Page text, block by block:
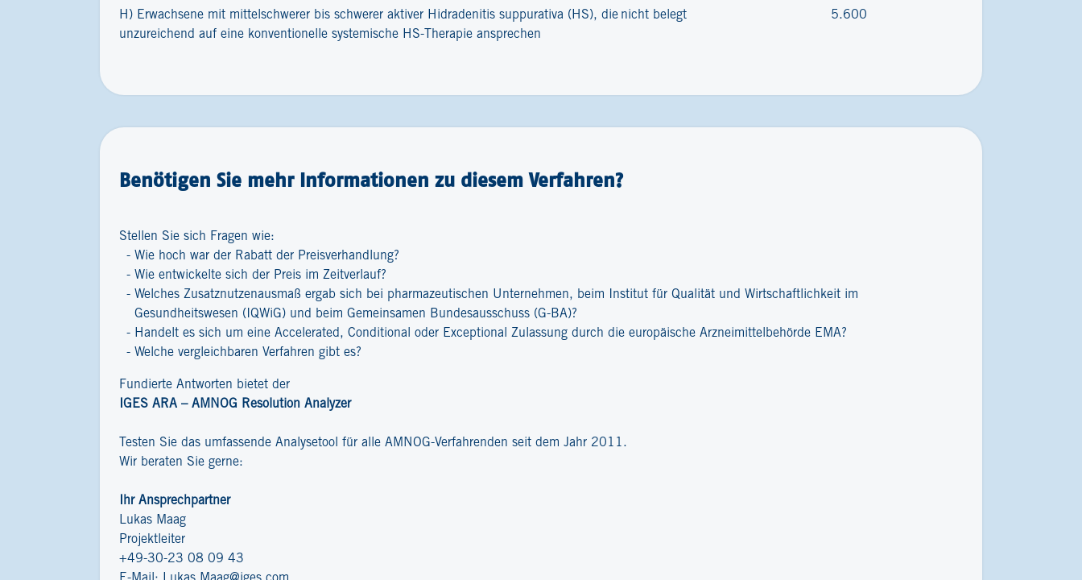
H) Erwachsene mit mittelschwerer bis schwerer aktiver Hidradenitis suppurativa (HS), die
unzureichend auf eine konventionelle systemische HS-Therapie ansprechen
nicht belegt 5.600
Benötigen Sie mehr Informationen zu diesem Verfahren?
Stellen Sie sich Fragen wie:
Wie hoch war der Rabatt der Preisverhandlung?
Wie entwickelte sich der Preis im Zeitverlauf?
Welches Zusatznutzenausmaß ergab sich bei pharmazeutischen Unternehmen, beim Institut für Qualität und Wirtschaftlichkeit im
Gesundheitswesen (IQWiG) und beim Gemeinsamen Bundesausschuss (G-BA)?
Handelt es sich um eine Accelerated, Conditional oder Exceptional Zulassung durch die europäische Arzneimittelbehörde EMA?
Welche vergleichbaren Verfahren gibt es?
Fundierte Antworten bietet der
IGES ARA – AMNOG Resolution Analyzer
Testen Sie das umfassende Analysetool für alle AMNOG-Verfahrenden seit dem Jahr 2011.
Wir beraten Sie gerne:
Ihr Ansprechpartner
Lukas Maag
Projektleiter
+49-30-23 08 09 43